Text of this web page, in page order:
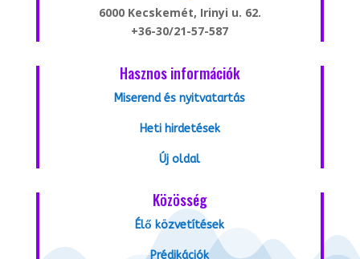
6000 Kecskemét, Irinyi u. 62.
+36-30/21-57-587
Hasznos információk
Miserend és nyitvatartás
Heti hirdetések
Új oldal
Közösség
Élő közvetítések
Prédikációk